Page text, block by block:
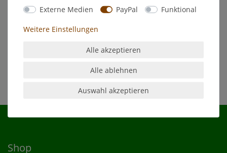
Malerqualität
Seidenglänzend
Shop
Externe Medien PayPal Funktional
Weitere Einstellungen
Alle akzeptieren
Alle ablehnen
Auswahl akzeptieren